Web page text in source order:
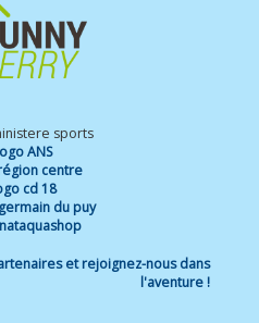
et rejoignez-nous dans
l'aventure !